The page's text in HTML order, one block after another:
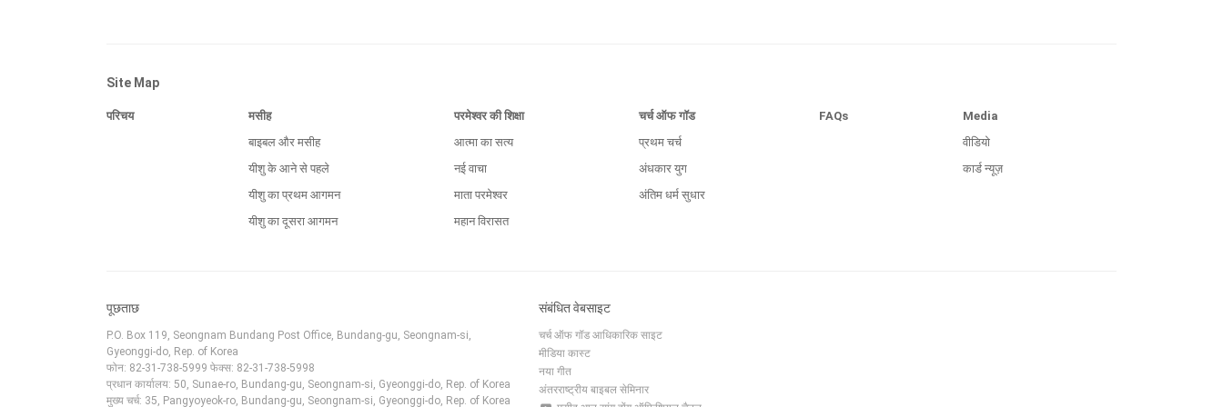
Site Map
परिचय
मसीह
बाइबल और मसीह
यीशु के आने से पहले
यीशु का प्रथम आगमन
यीशु का दूसरा आगमन
परमेश्वर की शिक्षा
आत्मा का सत्य
नई वाचा
माता परमेश्वर
महान विरासत
चर्च ऑफ गॉड
प्रथम चर्च
अंधकार युग
अंतिम धर्म सुधार
FAQs
Media
वीडियो
कार्ड न्यूज़
पूछताछ
P.O. Box 119, Seongnam Bundang Post Office, Bundang-gu, Seongnam-si,
Gyeonggi-do, Rep. of Korea
फोन: 82-31-738-5999 फेक्स: 82-31-738-5998
प्रधान कार्यालय: 50, Sunae-ro, Bundang-gu, Seongnam-si, Gyeonggi-do, Rep. of Korea
मुख्य चर्च: 35, Pangyoyeok-ro, Bundang-gu, Seongnam-si, Gyeonggi-do, Rep. of Korea
संबंधित वेबसाइट
चर्च ऑफ गॉड आधिकारिक साइट
मीडिया कास्ट
नया गीत
अंतरराष्ट्रीय बाइबल सेमिनार